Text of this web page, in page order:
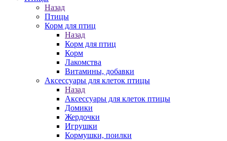
Назад
Птицы
Корм для птиц
Назад
Корм для птиц
Корм
Лакомства
Витамины, добавки
Аксессуары для клеток птицы
Назад
Аксессуары для клеток птицы
Домики
Жердочки
Игрушки
Кормушки, поилки